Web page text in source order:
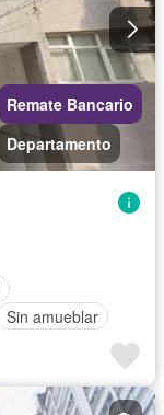
Remate Bancario
Departamento
Sin amueblar